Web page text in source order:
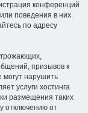
конференций
поведения в них.
по адресу
призывов к
могут нарушить
услуги хостинга
размещения таких
отключению от